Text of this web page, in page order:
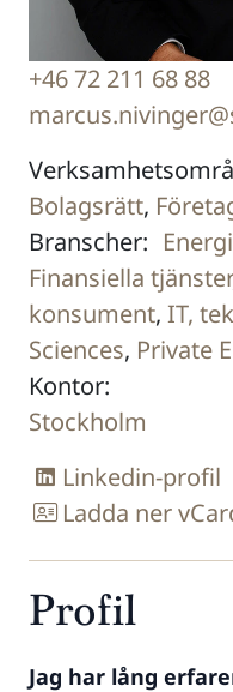
+46 72 211 68 88
Bolagsrätt,
Branscher:
Finansiella tjänster
konsument, IT,
Sciences, Private
Kontor:
Stockholm
Linkedin-profil
Ladda ner
Profil
Jag har lång